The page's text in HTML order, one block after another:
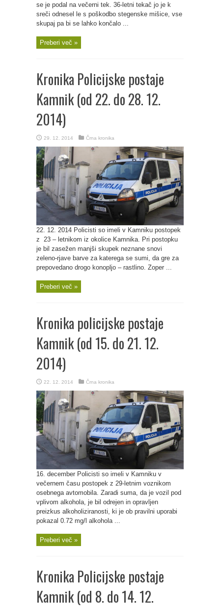
se je podal na večerni tek. 36-letni tekač jo je k
sreči odnesel le s poškodbo stegenske mišice, vse
skupaj pa bi se lahko končalo ...
Preberi več »
Kronika Policijske postaje
Kamnik (od 22. do 28. 12.
2014)
29. 12. 2014 Črna kronika
22. 12. 2014 Policisti so imeli v Kamniku postopek
z 23 – letnikom iz okolice Kamnika. Pri postopku
je bil zasežen manjši skupek neznane snovi
zeleno-rjave barve za katerega se sumi, da gre za
prepovedano drogo konopljo – rastlino. Zoper ...
Preberi več »
Kronika policijske postaje
Kamnik (od 15. do 21. 12.
2014)
22. 12. 2014 Črna kronika
16. december Policisti so imeli v Kamniku v
večernem času postopek z 29-letnim voznikom
osebnega avtomobila. Zaradi suma, da je vozil pod
vplivom alkohola, je bil odrejen in opravljen
preizkus alkoholiziranosti, ki je ob pravilni uporabi
pokazal 0.72 mg/l alkohola ...
Preberi več »
Kronika Policijske postaje
Kamnik (od 8. do 14. 12.